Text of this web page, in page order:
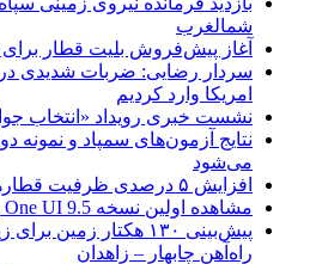
شمالغرب
آغاز پیش‌فروش بلیت قطار برای
امریکا وارد کردیم
نشست خبری رویداد «انتخاب
نتایج آزمون‌های سمپاد و نمونه
می‌شود
افزایش ۵ درصدی ظرفیت قطارهای اربعین
مشاهده اولین نسخه One UI 9.5 روی سرورهای سامسونگ
پیش‌بینی ۱۳۰ هکتار
راه‌آهن چابهار – زاهدان